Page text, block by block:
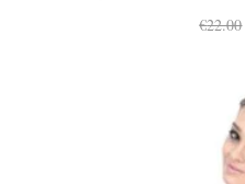
€22.00